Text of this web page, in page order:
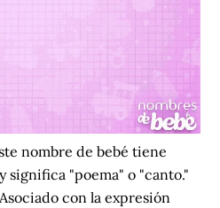
nombre de bebé tiene
significa "poema" o "canto."
con la expresión